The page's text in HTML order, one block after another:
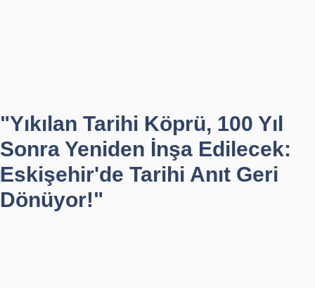
"Yıkılan Tarihi Köprü, 100 Yıl
Sonra Yeniden İnşa Edilecek:
Eskişehir'de Tarihi Anıt Geri
Dönüyor!"